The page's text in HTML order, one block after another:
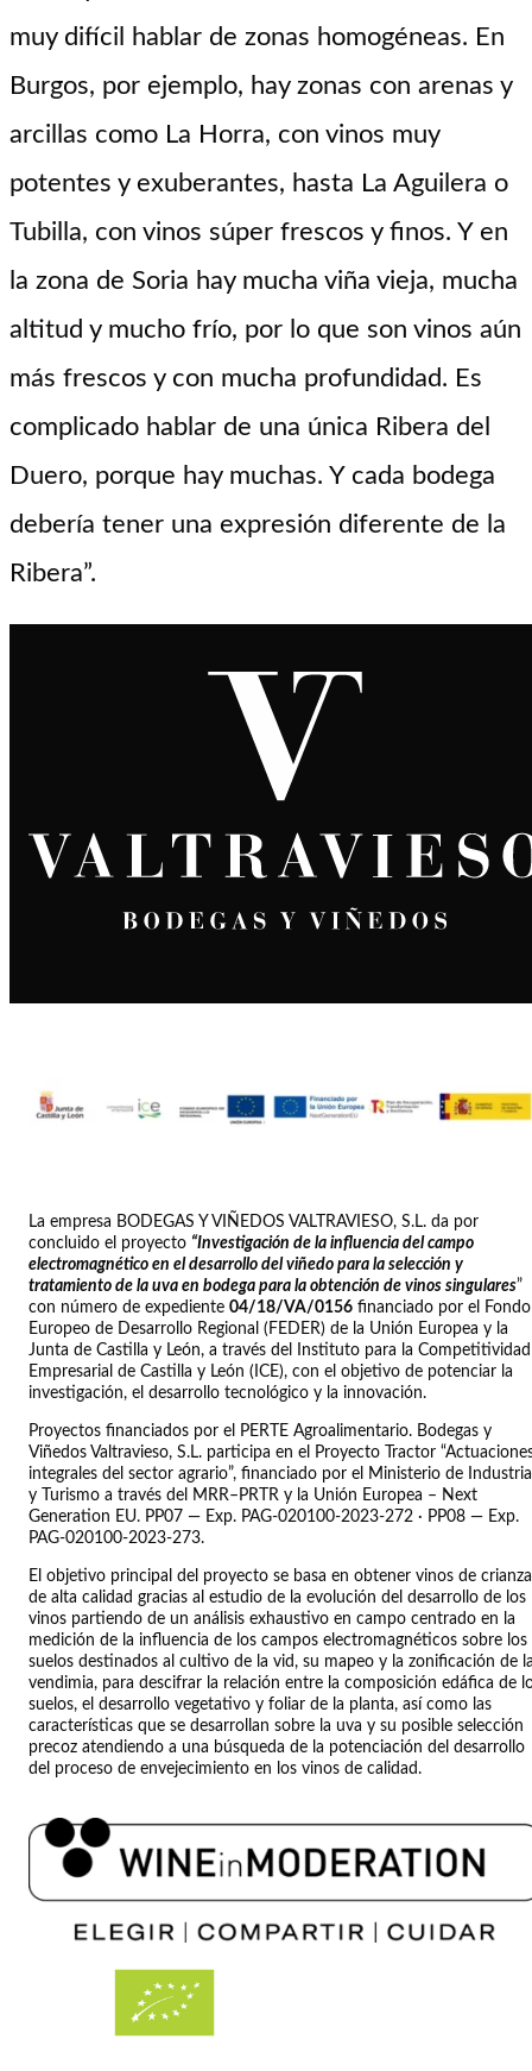
muy difícil hablar de zonas homogéneas. En
Burgos, por ejemplo, hay zonas con arenas y
arcillas como La Horra, con vinos muy
potentes y exuberantes, hasta La Aguilera o
Tubilla, con vinos súper frescos y finos. Y en
la zona de Soria hay mucha viña vieja, mucha
altitud y mucho frío, por lo que son vinos aún
más frescos y con mucha profundidad. Es
complicado hablar de una única Ribera del
Duero, porque hay muchas. Y cada bodega
debería tener una expresión diferente de la
Ribera”.
La empresa BODEGAS Y VIÑEDOS VALTRAVIESO, S.L. da por
concluido el proyecto “Investigación de la influencia del campo
electromagnético en el desarrollo del viñedo para la selección y
tratamiento de la uva en bodega para la obtención de vinos singulares”
con número de expediente 04/18/VA/0156 financiado por el Fondo
Europeo de Desarrollo Regional (FEDER) de la Unión Europea y la
Junta de Castilla y León, a través del Instituto para la Competitividad
Empresarial de Castilla y León (ICE), con el objetivo de potenciar la
investigación, el desarrollo tecnológico y la innovación.
Proyectos financiados por el PERTE Agroalimentario. Bodegas y
Viñedos Valtravieso, S.L. participa en el Proyecto Tractor
integrales del sector agrario”, financiado por el Ministerio de Industria
y Turismo a través del MRR–PRTR y la Unión Europea – Next
Generation EU. PP07 — Exp. PAG-020100-2023-272 · PP08 — Exp.
PAG-020100-2023-273.
El objetivo principal del proyecto se basa en obtener vinos de crianza
de alta calidad gracias al estudio de la evolución del desarrollo de los
vinos partiendo de un análisis exhaustivo en campo centrado en la
medición de la influencia de los campos electromagnéticos sobre los
suelos destinados al cultivo de la vid, su mapeo y la zonificación de
vendimia, para descifrar la relación entre la composición edáfica de
suelos, el desarrollo vegetativo y foliar de la planta, así como las
características que se desarrollan sobre la uva y su posible selección
precoz atendiendo a una búsqueda de la potenciación del desarrollo
del proceso de envejecimiento en los vinos de calidad.